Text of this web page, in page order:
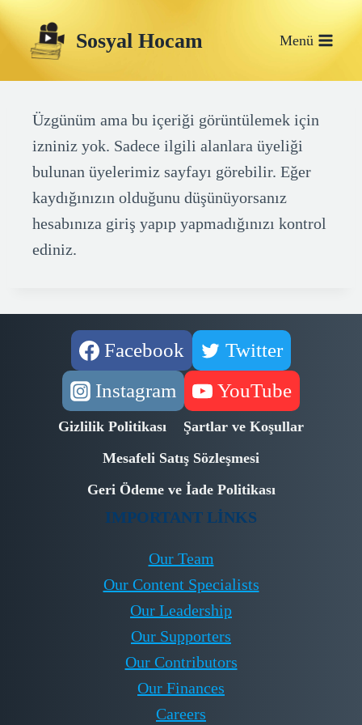
Skip
to
content
Sosyal Hocam Menü
Üzgünüm ama bu içeriği görüntülemek için
izniniz yok. Sadece ilgili alanlara üyeliği
bulunan üyelerimiz sayfayı görebilir. Eğer
kaydığınızın olduğunu düşünüyorsanız
hesabınıza giriş yapıp yapmadığınızı kontrol
ediniz.
Facebook
Twitter
Instagram
YouTube
Gizlilik Politikası
Şartlar ve Koşullar
Mesafeli Satış Sözleşmesi
Geri Ödeme ve İade Politikası
IMPORTANT LINKS
Our Team
Our Content Specialists
Our Leadership
Our Supporters
Our Contributors
Our Finances
Careers